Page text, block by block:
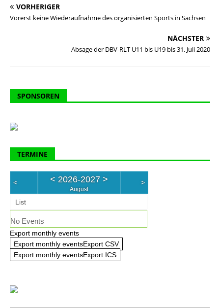
VORHERIGER
Vorerst keine Wiederaufnahme des organisierten Sports in Sachsen
NÄCHSTER
Absage der DBV-RLT U11 bis U19 bis 31. Juli 2020
SPONSOREN
TERMINE
< < 2026-2027 >
August
>
List
No Events
Export monthly events
Export monthly eventsExport CSV
Export monthly eventsExport ICS